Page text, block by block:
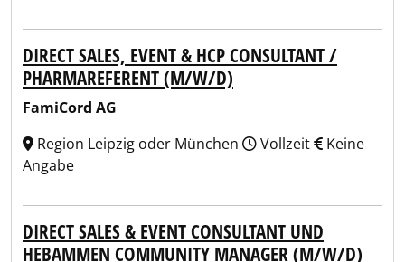
DIRECT SALES, EVENT & HCP CONSULTANT /
PHARMAREFERENT (M/W/D)
FamiCord AG
Region Leipzig oder München
Vollzeit
Keine
Angabe
DIRECT SALES & EVENT CONSULTANT UND
HEBAMMEN COMMUNITY MANAGER (M/W/D)